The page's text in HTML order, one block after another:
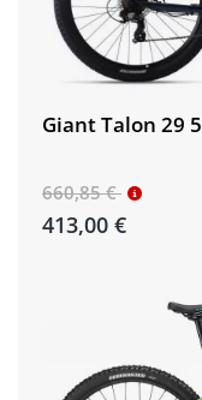
Giant Talon 29 5
660,85 €
413,00 €